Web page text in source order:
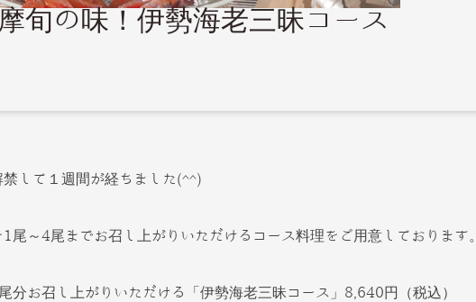
旬の味！伊勢海老三昧コース
して１週間が経ちました(^^)
尾～4尾までお召し上がりいただけるコース料理をご用意しております。
分お召し上がりいただける「伊勢海老三昧コース」8,640円（税込）